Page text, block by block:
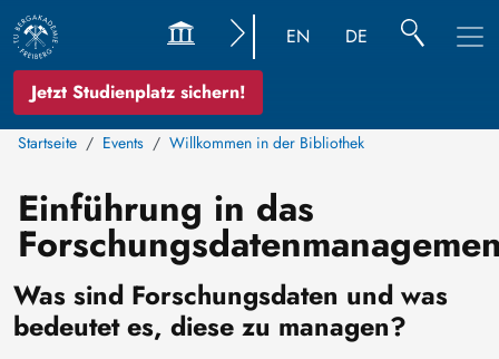
Jetzt Studienplatz sichern!
EN DE
Startseite Events Willkommen in der Bibliothek
Einführung in das
Was sind Forschungsdaten und was
bedeutet es, diese zu managen?